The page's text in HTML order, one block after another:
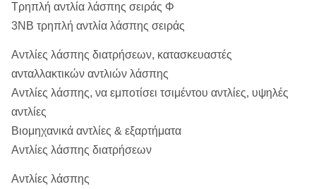
Τρηπλή αντλία λάσπης σειράς Φ
3NB τρηπλή αντλία λάσπης σειράς
Αντλίες λάσπης διατρήσεων, κατασκευαστές
ανταλλακτικών αντλιών λάσπης
Αντλίες λάσπης, να εμποτίσει τσιμέντου αντλίες, υψηλές
αντλίες
Βιομηχανικά αντλίες & εξαρτήματα
Αντλίες λάσπης διατρήσεων
Αντλίες λάσπης